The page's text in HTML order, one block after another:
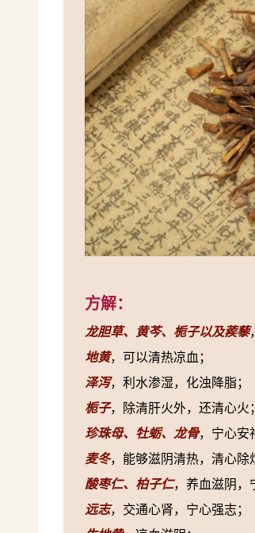
方解：
龙胆草、黄芩、栀子以及蒺藜
地黄，可以清热凉血；
泽泻，利水渗湿，化浊降脂；
栀子，除清肝火外，还清心火；
珍珠母、牡蛎、龙骨，宁心安
麦冬，能够滋阴清热，清心除
酸枣仁、柏子仁，养血滋阴，
远志，交通心肾，宁心强志；